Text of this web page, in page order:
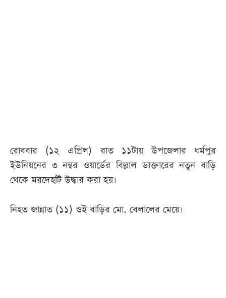
ই-
পেপার
রোববার (১২ এপ্রিল) রাত ১১টায় উপজেলার ধর্মপুর
ইউনিয়নের ৩ নম্বর ওয়ার্ডের বিল্লাল ডাক্তারের নতুন বাড়ি
থেকে মরদেহটি উদ্ধার করা হয়।
নিহত জান্নাত (১১) ওই বাড়ির মো. বেলালের মেয়ে।